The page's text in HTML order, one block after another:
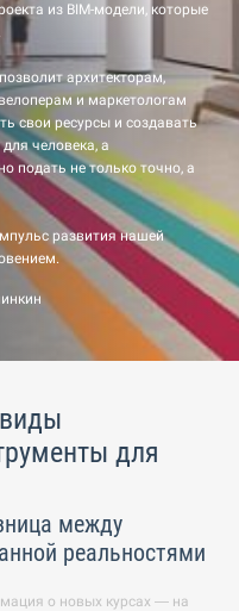
из BIM-модели, которые
архитекторам,
и маркетологам
свои ресурсы и создавать
человека, а
подать не только точно, а
развития нашей
для
между
реальностями
о новых курсах — на